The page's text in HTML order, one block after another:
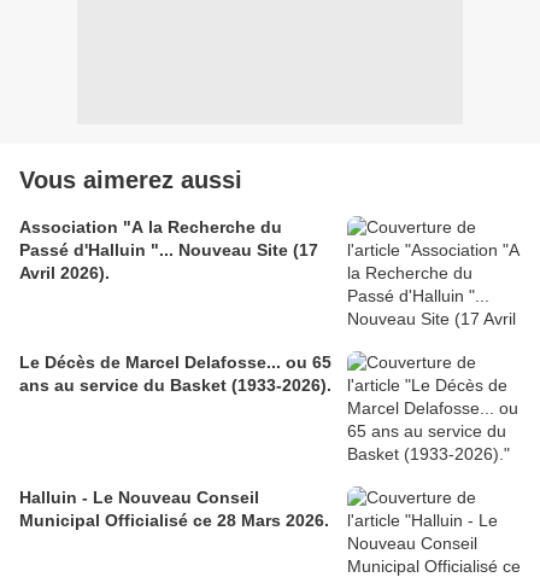
Vous aimerez aussi
Association "A la Recherche du
Passé d'Halluin "... Nouveau Site (17
Avril 2026).
Le Décès de Marcel Delafosse... ou 65
ans au service du Basket (1933-2026).
Halluin - Le Nouveau Conseil
Municipal Officialisé ce 28 Mars 2026.